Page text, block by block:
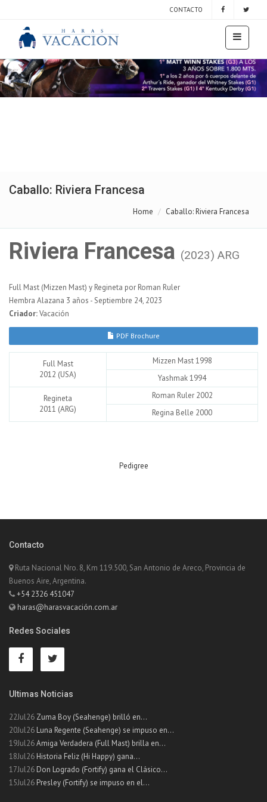
CONTACTO
Caballo: Riviera Francesa
Home Caballo: Riviera Francesa
Riviera Francesa (2023) ARG
Full Mast (Mizzen Mast) y Regineta por Roman Ruler
Hembra Alazana 3 años - Septiembre 24, 2023
Criador:Vacación
PDF Brochure
Full Mast
2012 (USA)
Mizzen Mast 1998
Yashmak 1994
Regineta
2011 (ARG)
Roman Ruler 2002
Regina Belle 2000
Pedigree
Contacto
Ruta Nacional Nro. 8, Km 119.500, San Antonio de Areco, Provincia de
Buenos Aire, Argentina.
+54 2326 451047
haras@harasvacación.com.ar
Redes Sociales
Ultimas Noticias
22Jul26 Zuma Boy (Seahenge) brilló en...
20Jul26 Luna Regente (Seahenge) se impuso en...
19Jul26Amiga Verdadera (Full Mast) brilla en...
18Jul26 Historia Feliz (Hi Happy) gana...
17Jul26 Don Logrado (Fortify) gana el Clásico...
15Jul26 Presley (Fortify) se impuso en el...